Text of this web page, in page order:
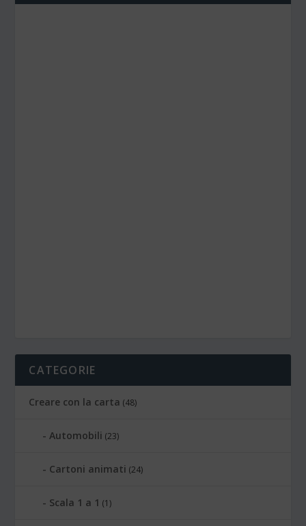
CATEGORIE
Creare con la carta (48)
Automobili (23)
Cartoni animati (24)
Scala 1 a 1 (1)